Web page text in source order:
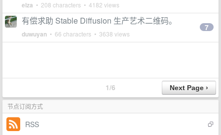
elza • 208 characters • 4182 views
有偿求助 Stable Diffusion 生产艺术二维码。
duwuyan • 66 characters • 3638 views
7
1/6
节点订阅方式
RSS